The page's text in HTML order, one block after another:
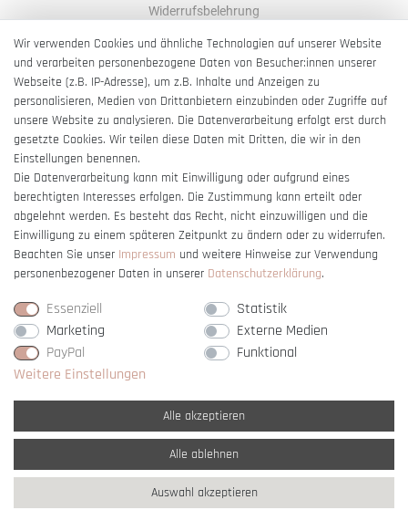
Widerrufsbelehrung
AGB
Impressum
Barrierefreiheitserklärung
Vertrag widerrufen
* Alle Preise verstehen sich inkl. gesetzl. MwSt. undzzgl. Versandkosten
** Nur innerhalb Deutschlands© copyright 2007-2026 Schmuck Krone / Alle
Rechte vorbehalten / powered bycreateyourtemplate
Wir verwenden Cookies und ähnliche Technologien auf unserer Website
und verarbeiten personenbezogene Daten von Besucher:innen unserer
Webseite (z.B. IP-Adresse), um z.B. Inhalte und Anzeigen zu
personalisieren, Medien von Drittanbietern einzubinden oder Zugriffe auf
unsere Website zu analysieren. Die Datenverarbeitung erfolgt erst durch
gesetzte Cookies. Wir teilen diese Daten mit Dritten, die wir in den
Einstellungen benennen.
Die Datenverarbeitung kann mit Einwilligung oder aufgrund eines
berechtigten Interesses erfolgen. Die Zustimmung kann erteilt oder
abgelehnt werden. Es besteht das Recht, nicht einzuwilligen und die
Einwilligung zu einem späteren Zeitpunkt zu ändern oder zu widerrufen.
Beachten Sie unser Impressum und weitere Hinweise zur Verwendung
personenbezogener Daten in unserer Daten­schutz­erklärung.
Essenziell
Statistik
Marketing
Externe Medien
PayPal
Funktional
Weitere Einstellungen
Alle akzeptieren
Alle ablehnen
Auswahl akzeptieren